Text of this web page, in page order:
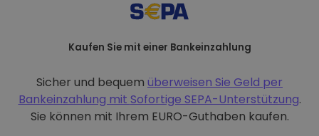
Kaufen Sie mit einer Bankeinzahlung
Sicher und bequem überweisen Sie Geld per
Bankeinzahlung mit Sofortige SEPA-Unterstützung.
Sie können mit Ihrem EURO-Guthaben kaufen.